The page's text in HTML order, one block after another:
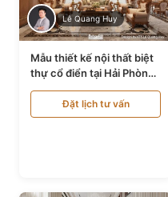
Lê Quang Huy
Mẫu thiết kế nội thất biệt
thự cổ điển tại Hải Phòng
NT24535
Đặt lịch tư vấn